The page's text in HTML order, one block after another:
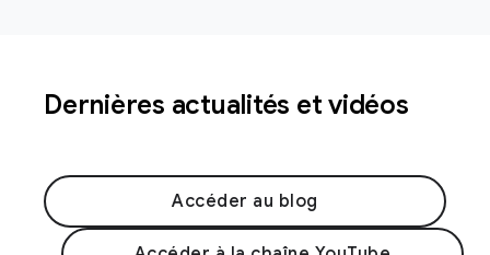
Dernières actualités et vidéos
Accéder au blog